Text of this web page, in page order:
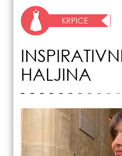
KRPICE
HALJINA